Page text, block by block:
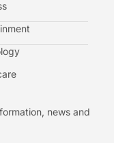
news and